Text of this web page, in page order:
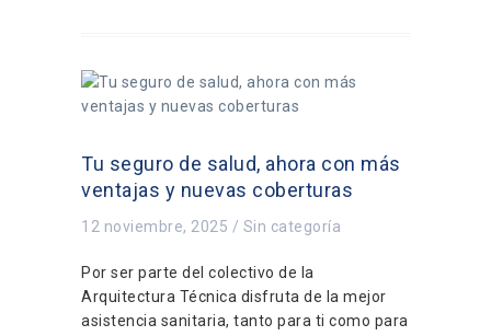
Tu seguro de salud, ahora con más
ventajas y nuevas coberturas
12 noviembre, 2025 / Sin categoría
Por ser parte del colectivo de la
Arquitectura Técnica disfruta de la mejor
asistencia sanitaria, tanto para ti como para